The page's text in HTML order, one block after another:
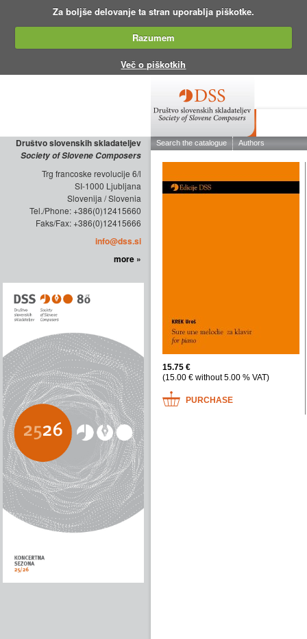
Za boljše delovanje ta stran uporablja piškotke.
Razumem
Več o piškotkih
Društvo slovenskih skladateljev
Society of Slovene Composers
Trg francoske revolucije 6/l
SI-1000 Ljubljana
Slovenija / Slovenia
Tel./Phone: +386(0)12415660
Faks/Fax: +386(0)12415666
info@dss.si
more »